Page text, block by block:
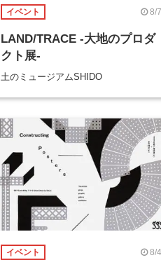
イベント 8/7
LAND/TRACE -大地のプロダ
クト展-
土のミュージアムSHIDO
イベント 8/4